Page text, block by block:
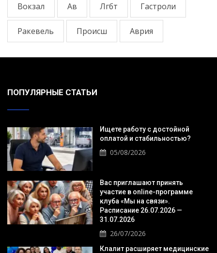
Вокзал Ав Лгбт Гастроли
Ракевель Происш Аврия
ПОПУЛЯРНЫЕ СТАТЬИ
Ищете работу с достойной
оплатой и стабильностью?
05/08/2026
Вас приглашают принять
участие в online-программе
клуба «Мы на связи».
Расписание 26.07.2026 —
31.07.2026
26/07/2026
Клалит расширяет медицинские